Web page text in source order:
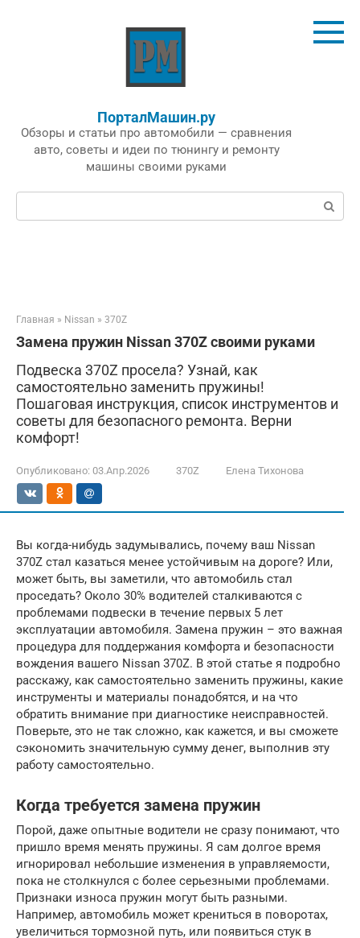
ПорталМашин.ру
Обзоры и статьи про автомобили — сравнения
авто, советы и идеи по тюнингу и ремонту
машины своими руками
Поиск:
Главная » Nissan » 370Z
Замена пружин Nissan 370Z своими руками
Подвеска 370Z просела? Узнай, как
самостоятельно заменить пружины!
Пошаговая инструкция, список инструментов и
советы для безопасного ремонта. Верни
комфорт!
Опубликовано: 03.Апр.2026 370Z Елена Тихонова
Вы когда-нибудь задумывались, почему ваш Nissan
370Z стал казаться менее устойчивым на дороге? Или,
может быть, вы заметили, что автомобиль стал
проседать? Около 30% водителей сталкиваются с
проблемами подвески в течение первых 5 лет
эксплуатации автомобиля. Замена пружин – это важная
процедура для поддержания комфорта и безопасности
вождения вашего Nissan 370Z. В этой статье я подробно
расскажу, как самостоятельно заменить пружины, какие
инструменты и материалы понадобятся, и на что
обратить внимание при диагностике неисправностей.
Поверьте, это не так сложно, как кажется, и вы сможете
сэкономить значительную сумму денег, выполнив эту
работу самостоятельно.
Когда требуется замена пружин
Порой, даже опытные водители не сразу понимают, что
пришло время менять пружины. Я сам долгое время
игнорировал небольшие изменения в управляемости,
пока не столкнулся с более серьезными проблемами.
Признаки износа пружин могут быть разными.
Например, автомобиль может крениться в поворотах,
увеличиться тормозной путь, или появиться стук в